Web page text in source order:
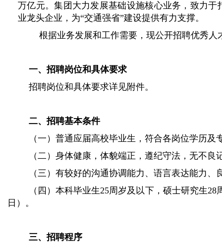
万亿元。集团大力发展基础设施核心业务，致力
业龙头企业，为“交通强省”建设提供有力支撑。
根据业务发展和工作需要，现公开招聘优秀人
一、招聘岗位和具体要求
招聘岗位和具体要求详见附件。
二、招聘基本条件
（一）普通应届高校毕业生，符合各岗位学历及
（二）身体健康，体貌端正，遵纪守法，无不良
（三）有较好的沟通协调能力、语言表达能力、
（四）本科毕业生25周岁及以下，硕士研究生28
日）。
三、招聘程序